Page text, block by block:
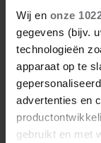
Wij en onze
gegevens (bijv.
technologieën
apparaat op te
advertenties en
gebruikt en met
7
beter